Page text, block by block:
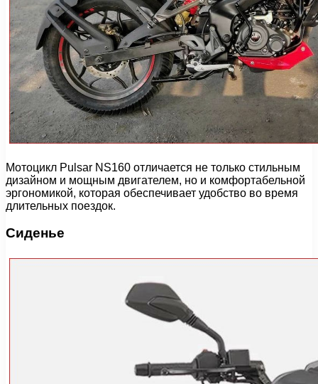
Мотоцикл Pulsar NS160 отличается не только стильным
дизайном и мощным двигателем, но и комфортабельной
эргономикой, которая обеспечивает удобство во время
длительных поездок.
Сиденье